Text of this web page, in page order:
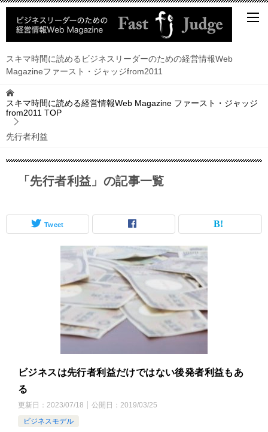
スキマ時間に読めるビジネスリーダーのための経営情報Web
Magazineファースト・ジャッジfrom2011
スキマ時間に読める経営情報Web Magazine ファースト・ジャッジ
from2011 TOP
先行者利益
「先行者利益」の記事一覧
Tweet
ビジネスは先行者利益だけではない後発者利益もあ
る
更新日： 2023/07/18 公開日： 2019/03/25
ビジネスモデル